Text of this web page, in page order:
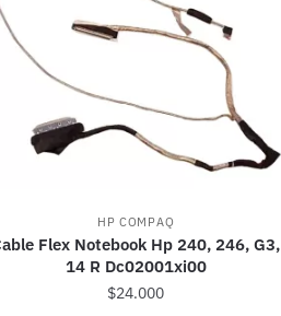
HP COMPAQ
Flex Notebook Hp 240, 246, G3,
14 R Dc02001xi00
$24.000